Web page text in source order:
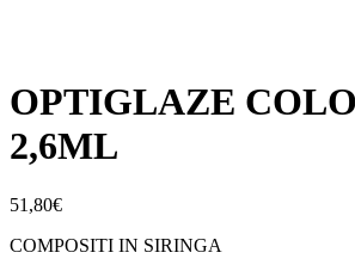
OPTIGLAZE
2,6ML
51,80€
COMPOSITI IN SIRINGA